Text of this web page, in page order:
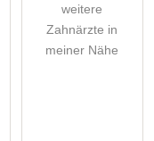
weitere
Zahnärzte in
meiner Nähe